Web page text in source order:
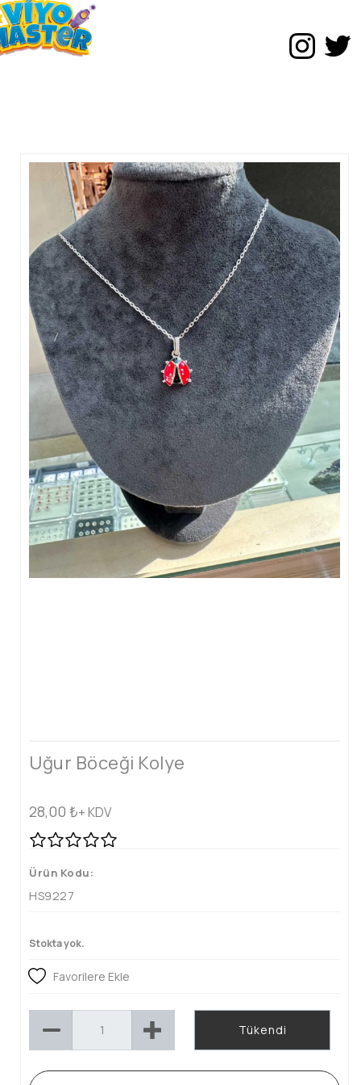
Uğur Böceği Kolye
28,00 ₺+ KDV
Ürün Kodu:
HS9227
Stokta yok.
Favorilere Ekle
Tükendi